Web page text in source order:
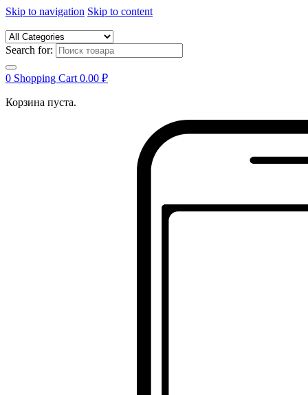
Skip to navigation Skip to content
Search for:
0 Shopping Cart 0.00 ₽
Корзина пуста.